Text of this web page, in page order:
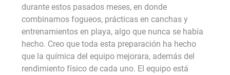
durante estos pasados meses, en donde
combinamos fogueos, prácticas en canchas y
entrenamientos en playa, algo que nunca se había
hecho. Creo que toda esta preparación ha hecho
que la química del equipo mejorara, además del
rendimiento físico de cada uno. El equipo está